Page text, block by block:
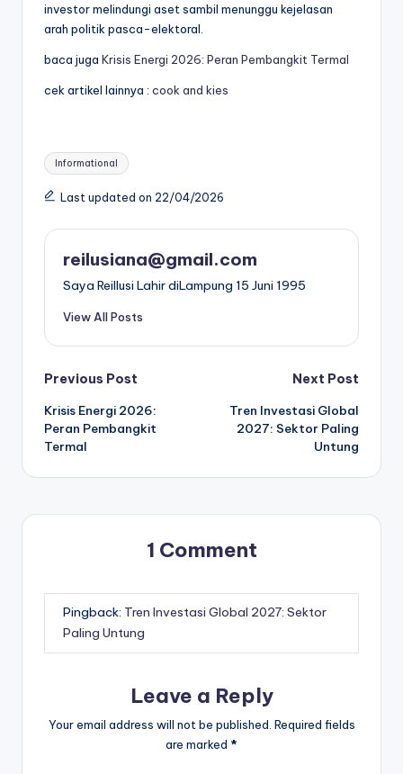
investor melindungi aset sambil menunggu kejelasan
arah politik pasca-elektoral.
baca juga Krisis Energi 2026: Peran Pembangkit Termal
cek artikel lainnya : cook and kies
Tags:
Informational
Last updated on 22/04/2026
reilusiana@gmail.com
Saya ReiIlusi Lahir diLampung 15 Juni 1995
View All Posts
Post
navigation
Previous Post
Krisis Energi 2026:
Peran Pembangkit
Termal
Next Post
Tren Investasi Global
2027: Sektor Paling
Untung
1 Comment
Pingback: Tren Investasi Global 2027: Sektor
Paling Untung
Leave a Reply
Your email address will not be published. Required fields
are marked *